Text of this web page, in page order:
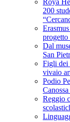
Roya
200
Dal
San
Figli dei
vivaio
Podio
Reggio